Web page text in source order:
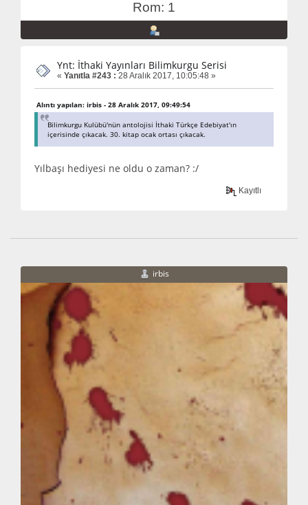
Rom: 1
Ynt: İthaki Yayınları Bilimkurgu Serisi
« Yanıtla #243 : 28 Aralık 2017, 10:05:48 »
Alıntı yapılan: irbis - 28 Aralık 2017, 09:49:54
Bilimkurgu Kulübü'nün antolojisi İthaki Türkçe Edebiyat'ın
içerisinde çıkacak. 30. kitap ocak ortası çıkacak.
Yılbaşı hediyesi ne oldu o zaman? :/
Kayıtlı
irbis